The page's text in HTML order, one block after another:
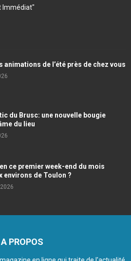
Immédiat"
animations de l’été près de chez vous
du Brusc: une nouvelle bougie
du lieu
ce premier week-end du mois
environs de Toulon ?
A PROPOS